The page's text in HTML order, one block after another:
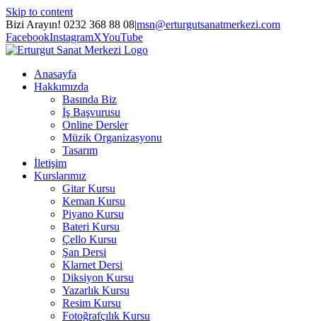
Skip to content
Bizi Arayın! 0232 368 88 08|msn@erturgutsanatmerkezi.com
FacebookInstagramXYouTube
Anasayfa
Hakkımızda
Basında Biz
İş Başvurusu
Online Dersler
Müzik Organizasyonu
Tasarım
İletişim
Kurslarımız
Gitar Kursu
Keman Kursu
Piyano Kursu
Bateri Kursu
Çello Kursu
Şan Dersi
Klarnet Dersi
Diksiyon Kursu
Yazarlık Kursu
Resim Kursu
Fotoğrafçılık Kursu